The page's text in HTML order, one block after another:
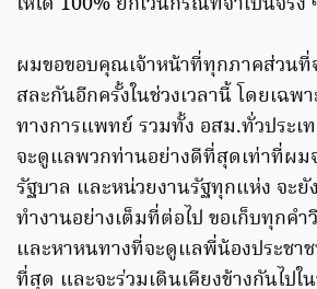
ผมขอขอบคุณเจ้าหน้าที่ทุกภาคส่วนที่
สละกันอีกครั้งในช่วงเวลานี้ โดยเฉพ
ทางการแพทย์ รวมทั้ง อสม.ทั่วประ
จะดูแลพวกท่านอย่างดีที่สุดเท่าที่ผม
รัฐบาล และหน่วยงานรัฐทุกแห่ง จะยั
ทำงานอย่างเต็มที่ต่อไป ขอเก็บทุกค
และหาหนทางที่จะดูแลพี่น้องประชา
ที่สุด และจะร่วมเดินเคียงข้างกันไปใ